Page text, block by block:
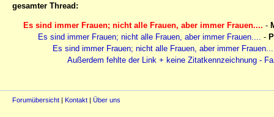
gesamter Thread:
Es sind immer Frauen; nicht alle Frauen, aber immer Frauen.... -
Es sind immer Frauen; nicht alle Frauen, aber immer Frauen.... -
Es sind immer Frauen; nicht alle Frauen, aber immer
Außerdem fehlte der Link + keine Zitatkennzeichnung -
Forumübersicht | Kontakt | Über uns